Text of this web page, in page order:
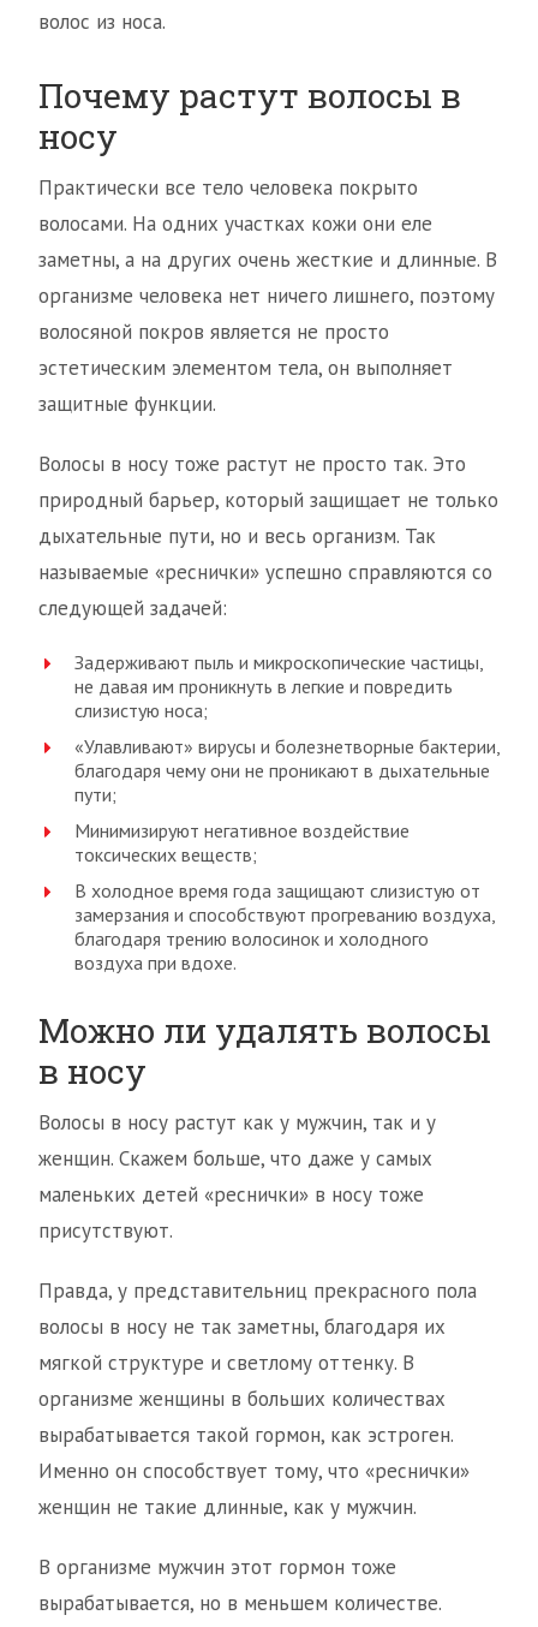
волос из носа.
Почему растут волосы в
носу
Практически все тело человека покрыто
волосами. На одних участках кожи они еле
заметны, а на других очень жесткие и длинные. В
организме человека нет ничего лишнего, поэтому
волосяной покров является не просто
эстетическим элементом тела, он выполняет
защитные функции.
Волосы в носу тоже растут не просто так. Это
природный барьер, который защищает не только
дыхательные пути, но и весь организм. Так
называемые «реснички» успешно справляются со
следующей задачей:
Задерживают пыль и микроскопические частицы,
не давая им проникнуть в легкие и повредить
слизистую носа;
«Улавливают» вирусы и болезнетворные бактерии,
благодаря чему они не проникают в дыхательные
пути;
Минимизируют негативное воздействие
токсических веществ;
В холодное время года защищают слизистую от
замерзания и способствуют прогреванию воздуха,
благодаря трению волосинок и холодного
воздуха при вдохе.
Можно ли удалять волосы
в носу
Волосы в носу растут как у мужчин, так и у
женщин. Скажем больше, что даже у самых
маленьких детей «реснички» в носу тоже
присутствуют.
Правда, у представительниц прекрасного пола
волосы в носу не так заметны, благодаря их
мягкой структуре и светлому оттенку. В
организме женщины в больших количествах
вырабатывается такой гормон, как эстроген.
Именно он способствует тому, что «реснички»
женщин не такие длинные, как у мужчин.
В организме мужчин этот гормон тоже
вырабатывается, но в меньшем количестве.